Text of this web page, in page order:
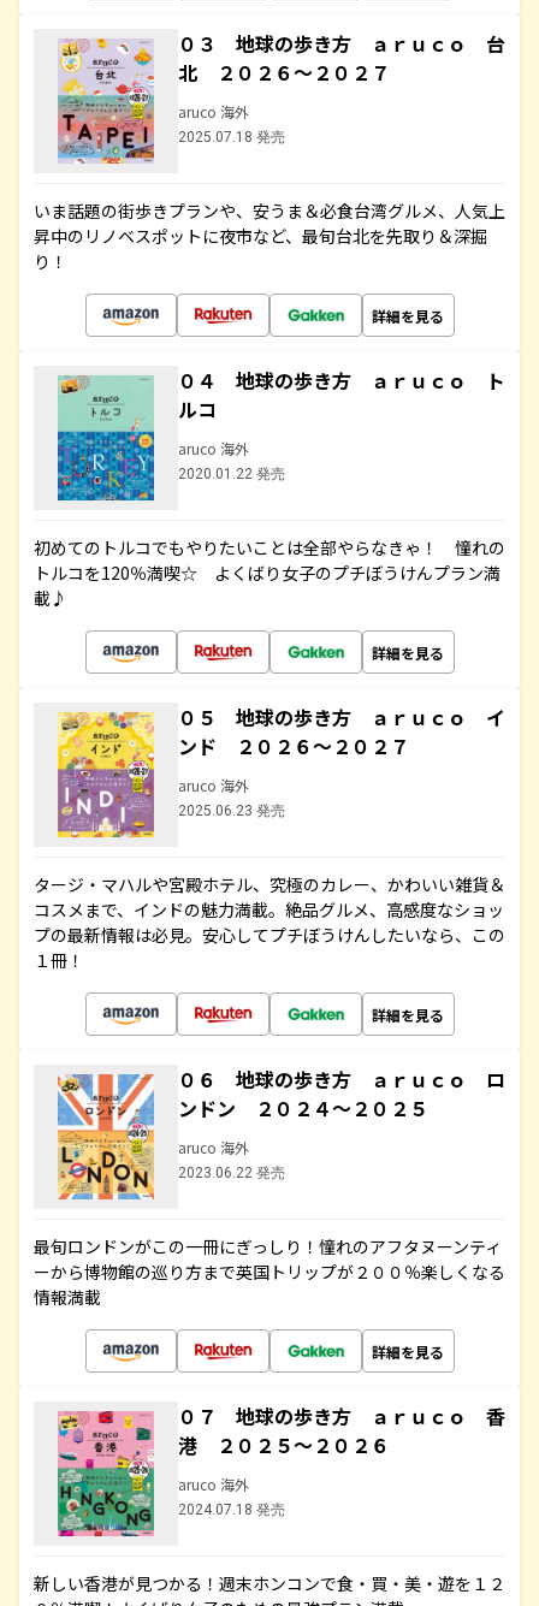
０３ 地球の歩き方 ａｒｕｃｏ 台
北 ２０２６～２０２７
aruco 海外
2025.07.18 発売
いま話題の街歩きプランや、安うま＆必食台湾グルメ、人気上
昇中のリノベスポットに夜市など、最旬台北を先取り＆深掘
り！
詳細を見る
０４ 地球の歩き方 ａｒｕｃｏ ト
ルコ
aruco 海外
2020.01.22 発売
初めてのトルコでもやりたいことは全部やらなきゃ！ 憧れの
トルコを120％満喫☆ よくばり女子のプチぼうけんプラン満
載♪
詳細を見る
０５ 地球の歩き方 ａｒｕｃｏ イ
ンド ２０２６～２０２７
aruco 海外
2025.06.23 発売
タージ・マハルや宮殿ホテル、究極のカレー、かわいい雑貨＆
コスメまで、インドの魅力満載。絶品グルメ、高感度なショッ
プの最新情報は必見。安心してプチぼうけんしたいなら、この
１冊！
詳細を見る
０６ 地球の歩き方 ａｒｕｃｏ ロ
ンドン ２０２４～２０２５
aruco 海外
2023.06.22 発売
最旬ロンドンがこの一冊にぎっしり！憧れのアフタヌーンティ
ーから博物館の巡り方まで英国トリップが２００％楽しくなる
情報満載
詳細を見る
０７ 地球の歩き方 ａｒｕｃｏ 香
港 ２０２５～２０２６
aruco 海外
2024.07.18 発売
新しい香港が見つかる！週末ホンコンで食・買・美・遊を１２